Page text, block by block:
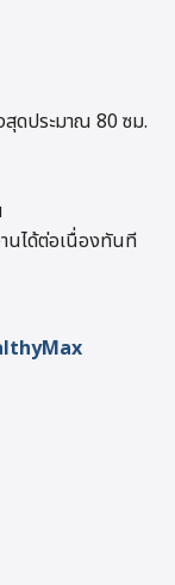
สุดประมาณ 80 ซม.
นได้ต่อเนื่องทันที